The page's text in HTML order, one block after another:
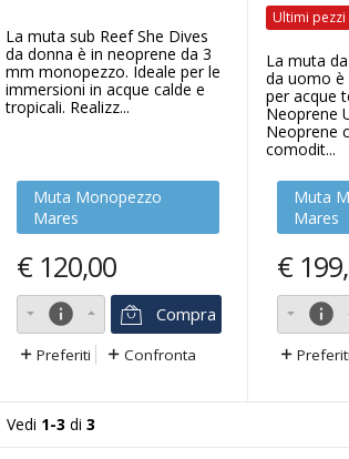
La muta sub Reef She Dives
da donna è in neoprene da 3
mm monopezzo. Ideale per le
immersioni in acque calde e
tropicali. Realizz...
Muta Monopezzo
Mares
€ 120,00
info Compra
Preferiti Confronta
Ultimi pezzi
La muta
da uomo è
per acque
Neoprene
Neoprene
comodit...
Muta
Mares
€
info
Preferiti
Vedi 1-3 di3